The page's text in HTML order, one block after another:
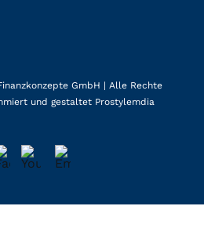
GmbH | Alle Rechte
und gestaltet Prostylemdia